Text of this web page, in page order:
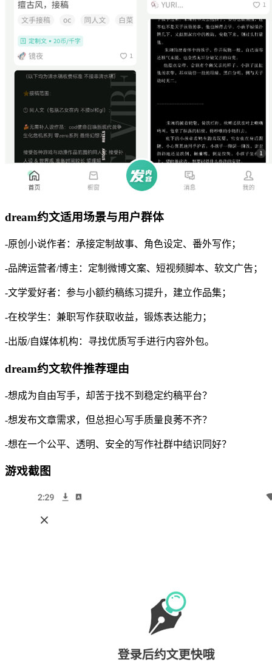
dream约文适用场景与用户群体
-原创小说作者：承接定制故事、角色设定、番外写作；
-品牌运营者/博主：定制微博文案、短视频脚本、软文广告；
-文学爱好者：参与小额约稿练习提升，建立作品集；
-在校学生：兼职写作获取收益，锻炼表达能力；
-出版/自媒体机构：寻找优质写手进行内容外包。
dream约文软件推荐理由
-想成为自由写手，却苦于找不到稳定约稿平台？
-想发布文章需求，但总担心写手质量良莠不齐？
-想在一个公平、透明、安全的写作社群中结识同好？
游戏截图